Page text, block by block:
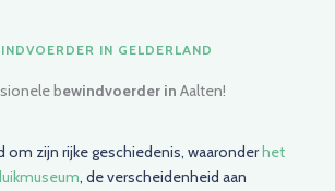
IN GELDERLAND
bewindvoerder in Aalten!
om zijn rijke geschiedenis, waaronderhet
, de verscheidenheid aan